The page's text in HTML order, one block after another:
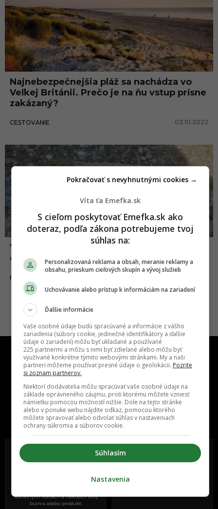
Najnebezpečnejšia pláž sa nachádza vo
Veľkej Británii. Prečo je na ňu vstup prísne
zakázaný?
CESTOVANIE 03.10.2022
Vo Veľkom Bieli našli v záhrade muníciu z
druhej svetovej vojny
NEWS
One time najzábavnejšie miesto na
slovenskom internete, next time
najzabávnejšie miesto na svete
Oslov reklamou viac ako milión
sociálnych sieťach a nakopni svoj
biznis alebo produkt.
Vieš o niečom zaujímavom alebo
poznáš niekoho, o kom by sme
Víta ťa Emefka.sk
S cieľom poskytovať Emefka.sk ako
doteraz, podľa zákona potrebujeme tvoj
súhlas na:
Personalizovaná reklama a obsah, meranie reklamy a
obsahu, prieskum cieľových skupín a vývoj služieb
Uchovávanie alebo prístup k informáciám na zariadení
Ďalšie informácie
Vaše osobné údaje budú spracúvané a informácie z vášho
zariadenia (súbory cookie, jedinečné identifikátory a ďalšie
údaje o zariadení) môžu byť ukladané a používané
225 partnermi a môžu s nimi byť zdieľané alebo môžu byť
využívané konkrétne týmito webovými stránkami. My a naši
partneri môžeme používať presné údaje o geolokácii. Pozrite
si zoznam partnerov.
Niektorí dodávatelia môžu spracúvať vaše osobné údaje na
základe oprávneného záujmu, proti ktorému môžete vzniesť
námietku pomocou možností nižšie. Dole na tejto stránke
alebo v ponuke webu nájdite odkaz, pomocou ktorého
môžete spravovať alebo odvolať súhlas v nastaveniach
ochrany súkromia a súborov cookie.
Súhlasím
Pokračovať s nevyhnutnými cookies →
Nastavenia